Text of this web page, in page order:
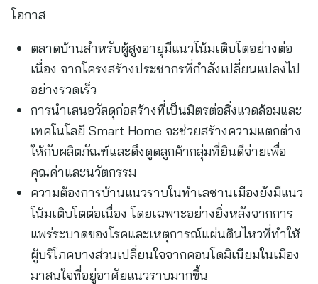
โอกาส
ตลาดบ้านสำหรับผู้สูงอายุมีแนวโน้มเติบโตอย่างต่อ
เนื่อง จากโครงสร้างประชากรที่กำลังเปลี่ยนแปลงไป
อย่างรวดเร็ว
การนำเสนอวัสดุก่อสร้างที่เป็นมิตรต่อสิ่งแวดล้อมและ
เทคโนโลยี Smart Home จะช่วยสร้างความแตกต่าง
ให้กับผลิตภัณฑ์และดึงดูดลูกค้ากลุ่มที่ยินดีจ่ายเพื่อ
คุณค่าและนวัตกรรม
ความต้องการบ้านแนวราบในทำเลชานเมืองยังมีแนว
โน้มเติบโตต่อเนื่อง โดยเฉพาะอย่างยิ่งหลังจากการ
แพร่ระบาดของโรคและเหตุการณ์แผ่นดินไหวที่ทำให้
ผู้บริโภคบางส่วนเปลี่ยนใจจากคอนโดมิเนียมในเมือง
มาสนใจที่อยู่อาศัยแนวราบมากขึ้น